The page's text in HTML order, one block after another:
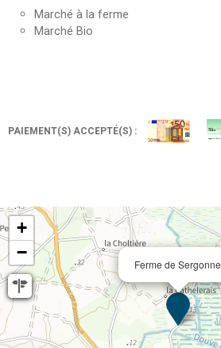
Marché à la ferme
Marché Bio
PAIEMENT(S) ACCEPTÉ(S) :
Ferme de Sergonne
+
−